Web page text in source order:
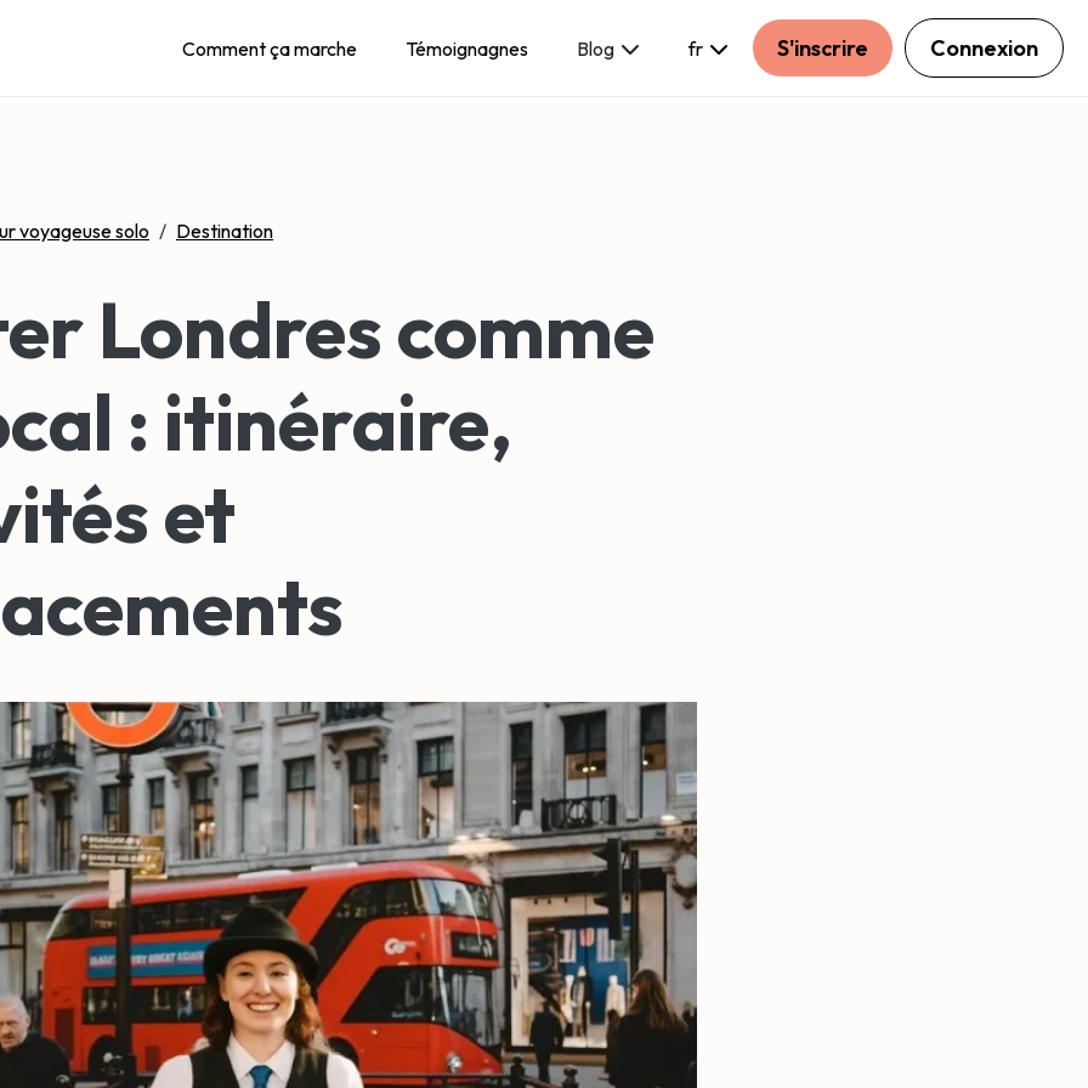
Comment ça marche Témoignagnes Blog fr S'inscrire Connexion
voyageuse solo / Destination
Londres comme
: itinéraire,
et